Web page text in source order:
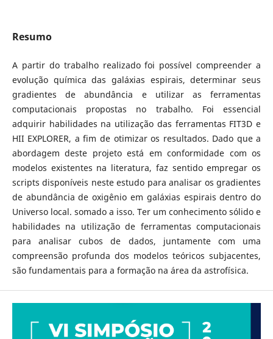
Resumo
A partir do trabalho realizado foi possível compreender a
evolução química das galáxias espirais, determinar seus
gradientes de abundância e utilizar as ferramentas
computacionais propostas no trabalho. Foi essencial
adquirir habilidades na utilização das ferramentas FIT3D e
HII EXPLORER, a fim de otimizar os resultados. Dado que a
abordagem deste projeto está em conformidade com os
modelos existentes na literatura, faz sentido empregar os
scripts disponíveis neste estudo para analisar os gradientes
de abundância de oxigênio em galáxias espirais dentro do
Universo local. somado a isso. Ter um conhecimento sólido e
habilidades na utilização de ferramentas computacionais
para analisar cubos de dados, juntamente com uma
compreensão profunda dos modelos teóricos subjacentes,
são fundamentais para a formação na área da astrofísica.